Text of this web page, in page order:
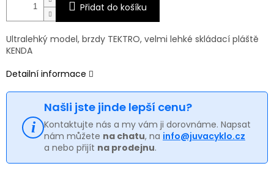
Přidat do košíku
Ultralehký model, brzdy TEKTRO, velmi lehké skládací pláště
KENDA
Detailní informace
Našli jste jinde lepší cenu?
Kontaktujte nás a my vám ji dorovnáme. Napsat
nám můžete na chatu, na info@juvacyklo.cz
a nebo přijít na prodejnu.